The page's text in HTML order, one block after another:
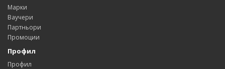
Марки
Ваучери
Партньори
Промоции
Профил
Профил